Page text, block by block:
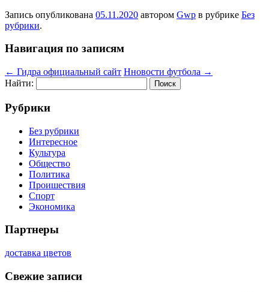
Запись опубликована 05.11.2020 автором Gwp в рубрике Без
рубрики.
Навигация по записям
← Гидра официальный сайт Нновости футбола →
Найти:
Рубрики
Без рубрики
Интересное
Культура
Общество
Политика
Проишествия
Спорт
Экономика
Партнеры
доставка цветов
Свежие записи